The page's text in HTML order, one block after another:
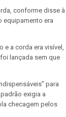
conforme disse à
equipamento era
a corda era visível,
lançada sem que
para
exigia a
checagem pelos